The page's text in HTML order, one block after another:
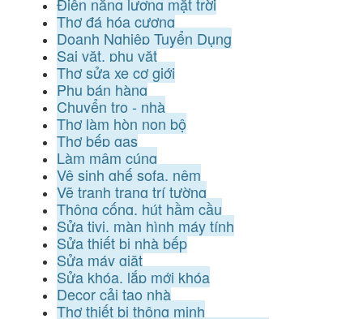
Thợ đá hóa cương
Doanh Nghiệp Tuyển Dụng
Sai vặt, phụ vặt
Thợ sửa xe cơ giới
Phụ bán hàng
Chuyển trọ - nhà
Thợ làm hòn non bộ
Thợ bếp gas
Làm mâm cúng
Vệ sinh ghế sofa, nệm
Vẽ tranh trang trí tường
Thông cống, hút hầm cầu
Sửa tivi, màn hình máy tính
Sửa thiết bị nhà bếp
Sửa máy giặt
Sửa khóa, lắp mới khóa
Decor cải tạo nhà
Thợ thiết bị thông minh